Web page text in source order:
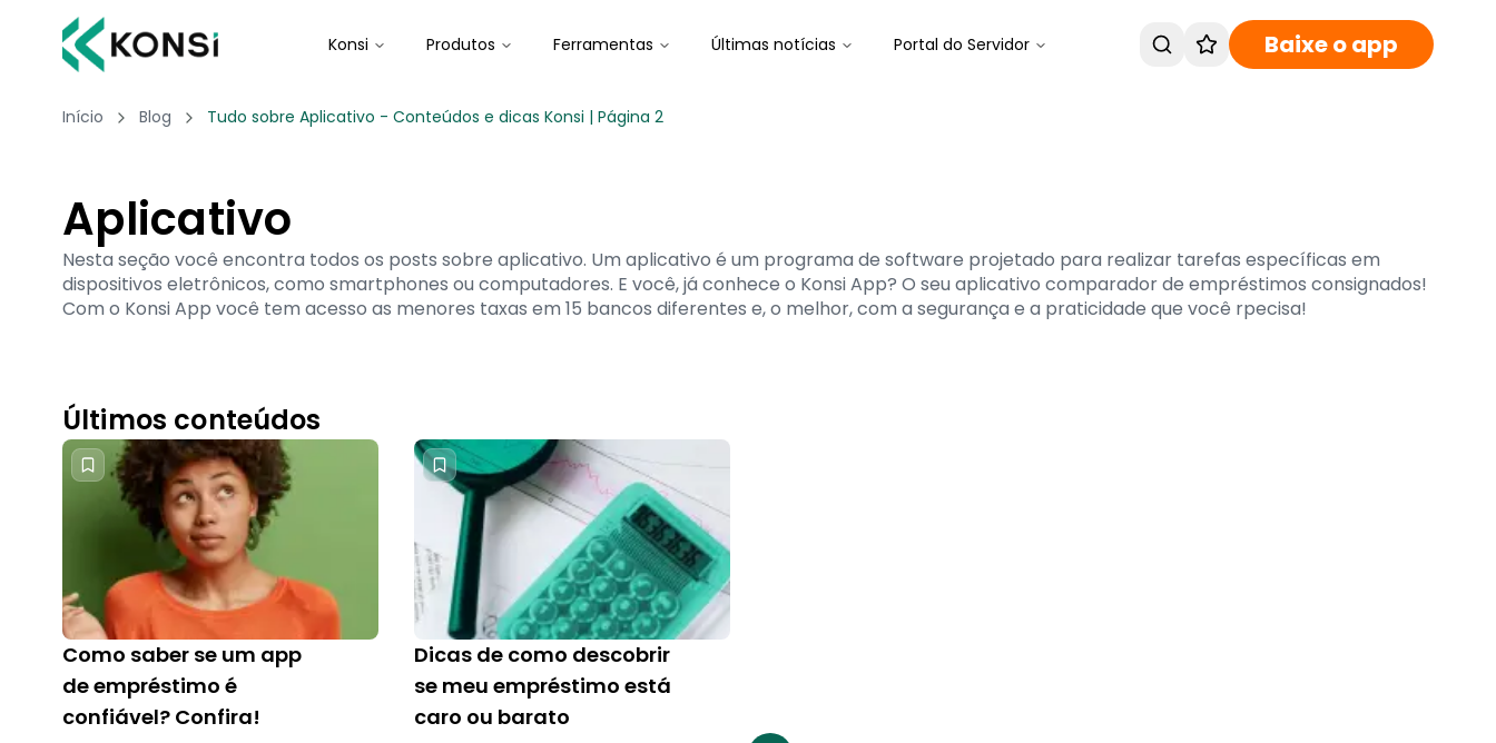
Konsi Produtos Ferramentas Últimas notícias Portal do Servidor Baixe o app
Início Blog Tudo sobre Aplicativo - Conteúdos e dicas Konsi | Página 2
Aplicativo
Nesta seção você encontra todos os posts sobre aplicativo. Um aplicativo é um programa de software projetado para realizar tarefas específicas em
dispositivos eletrônicos, como smartphones ou computadores. E você, já conhece o Konsi App? O seu aplicativo comparador de empréstimos consignados!
Com o Konsi App você tem acesso as menores taxas em 15 bancos diferentes e, o melhor, com a segurança e a praticidade que você rpecisa!
Últimos conteúdos
Como saber se um app
de empréstimo é
confiável? Confira!
Dicas de como descobrir
se meu empréstimo está
caro ou barato